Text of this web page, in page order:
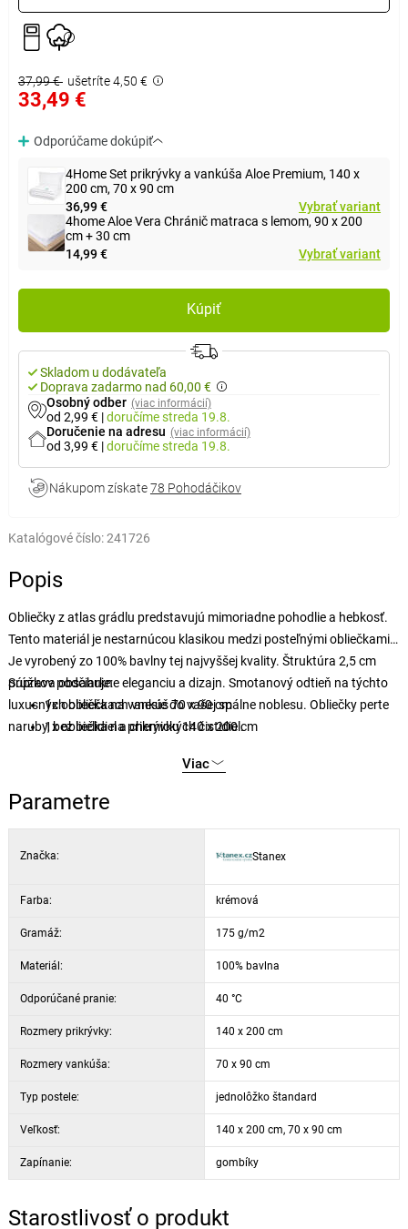
37,99 € ušetríte 4,50 €
33,49 €
Odporúčame dokúpiť
4Home Set prikrývky a vankúša Aloe Premium, 140 x
200 cm, 70 x 90 cm
36,99 €
Vybrať variant
4home Aloe Vera Chránič matraca s lemom, 90 x 200
cm + 30 cm
14,99 €
Vybrať variant
Kúpiť
Skladom u dodávateľa
Doprava zadarmo nad 60,00 €
Osobný odber (viac informácií)
od 2,99 € |doručímestreda 19.8.
Doručenie na adresu (viac informácií)
od 3,99 € |doručímestreda 19.8.
Nákupom získate78 Pohodáčikov
Katalógové číslo:241726
Popis
Obliečky z atlas grádlu predstavujú mimoriadne pohodlie a hebkosť.
Tento materiál je nestarnúcou klasikou medzi posteľnými obliečkami.
Je vyrobený zo 100% bavlny tej najvyššej kvality. Štruktúra 2,5 cm
prúžkov podčiarkne eleganciu a dizajn. Smotanový odtieň na týchto
luxusných obliečkach vnesie do vašej spálne noblesu. Obliečky perte
naruby, bez bielidiel a chemických čistidiel.
Súprava obsahuje:
1x obliečka na vankúš 70 x 90 cm
1x obliečka na prikrývku 140 x 200 cm
Viac
Parametre
Značka: Stanex
Farba: krémová
Gramáž: 175 g/m2
Materiál: 100% bavlna
Odporúčané pranie: 40 °C
Rozmery prikrývky: 140 x 200 cm
Rozmery vankúša: 70 x 90 cm
Typ postele: jednolôžko štandard
Veľkosť: 140 x 200 cm, 70 x 90 cm
Zapínanie: gombíky
Starostlivosť o produkt